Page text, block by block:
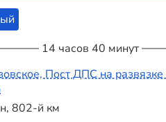
14 часов 40 минут
Пост ДПС на
802-й км